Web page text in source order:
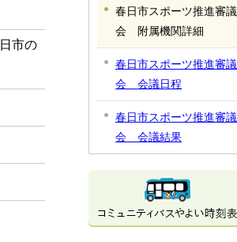
市の
春日市スポーツ推進審議
会 附属機関詳細
春日市スポーツ推進審議
会 会議日程
春日市スポーツ推進審議
会 会議結果